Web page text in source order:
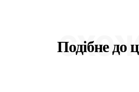
Подібне до